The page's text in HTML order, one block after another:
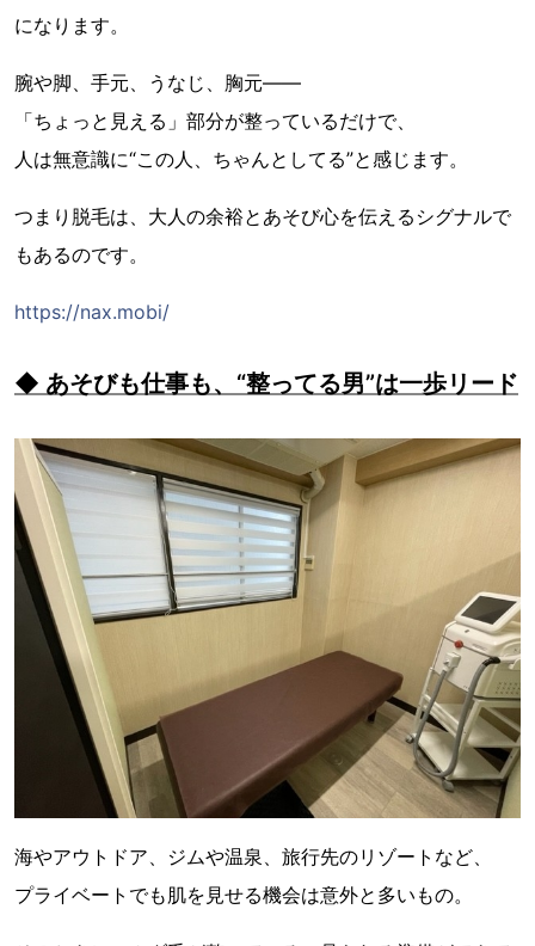
になります。
腕や脚、手元、うなじ、胸元——
「ちょっと見える」部分が整っているだけで、
人は無意識に“この人、ちゃんとしてる”と感じます。
つまり脱毛は、大人の余裕とあそび心を伝えるシグナルで
もあるのです。
https://nax.mobi/
◆ あそびも仕事も、“整ってる男”は一歩リード
海やアウトドア、ジムや温泉、旅行先のリゾートなど、
プライベートでも肌を見せる機会は意外と多いもの。